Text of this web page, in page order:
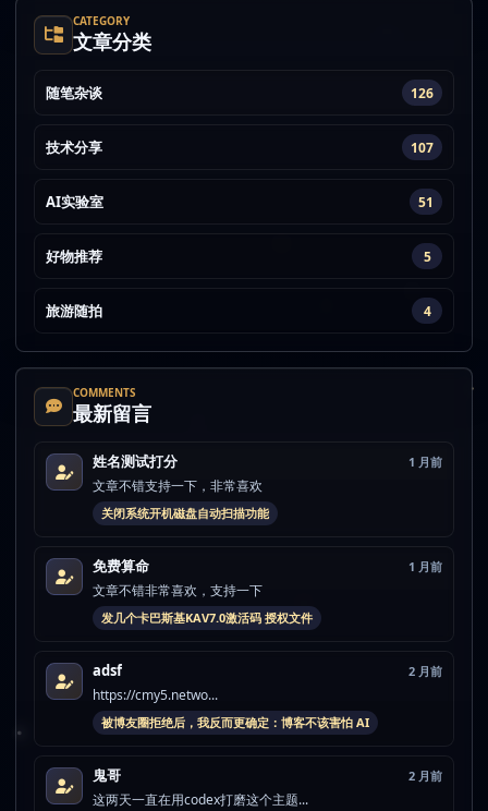
CATEGORY
文章分类
随笔杂谈 126
技术分享 107
AI实验室 51
好物推荐 5
旅游随拍 4
COMMENTS
最新留言
姓名测试打分 1 月前
文章不错支持一下，非常喜欢
关闭系统开机磁盘自动扫描功能
免费算命 1 月前
文章不错非常喜欢，支持一下
发几个卡巴斯基KAV7.0激活码 授权文件
adsf 2 月前
https://cmy5.netwo...
被博友圈拒绝后，我反而更确定：博客不该害怕 AI
鬼哥 2 月前
这两天一直在用codex打磨这个主题...